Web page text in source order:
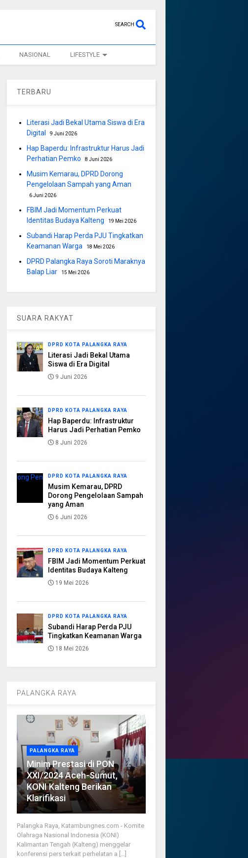
SEARCH
NASIONAL LIFESTYLE
TERBARU
Literasi Jadi Bekal Utama Siswa di Era
Digital
9 Juni 2026
Hap Baperdu: Infrastruktur Harus Jadi
Perhatian Pemko
8 Juni 2026
Musim Kemarau, DPRD Dorong
Pengelolaan Sampah yang Aman
6 Juni 2026
FBIM Jadi Momentum Perkuat
Identitas Budaya Kalteng
19 Mei 2026
Subandi Harap Perda PJU Tingkatkan
Keamanan Warga
18 Mei 2026
DPRD Palangka Raya Soroti Maraknya
Balap Liar
15 Mei 2026
SUARA RAKYAT
DPRD KOTA PALANGKA RAYA
Literasi Jadi Bekal Utama
Siswa di Era Digital
9 Juni 2026
DPRD KOTA PALANGKA RAYA
Hap Baperdu: Infrastruktur
Harus Jadi Perhatian Pemko
8 Juni 2026
DPRD KOTA PALANGKA RAYA
Musim Kemarau, DPRD
Dorong Pengelolaan Sampah
yang Aman
6 Juni 2026
DPRD KOTA PALANGKA RAYA
FBIM Jadi Momentum Perkuat
Identitas Budaya Kalteng
19 Mei 2026
DPRD KOTA PALANGKA RAYA
Subandi Harap Perda PJU
Tingkatkan Keamanan Warga
18 Mei 2026
PALANGKA RAYA
PALANGKA RAYA
Minim Prestasi di PON
XXI/2024 Aceh-Sumut,
KONI Kalteng Berikan
Klarifikasi
Palangka Raya, Katambungnes.com - Komite
Olahraga Nasional Indonesia (KONI)
Kalimantan Tengah (Kalteng) menggelar
konferensi pers terkait perhelatan a [...]